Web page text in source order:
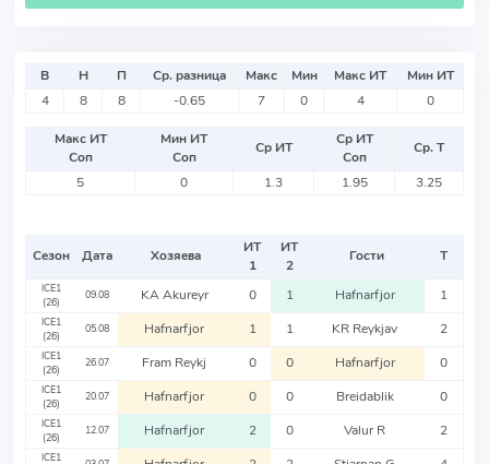
В Н П Ср. разница Макс Мин Макс ИТ
Мин ИТ
4
8 8 -0.65 7 0 4 0
Макс ИТ
Соп
Мин ИТ
Соп
Ср ИТ
Ср ИТ
Соп
Ср. Т
5
0 1.3 1.95 3.25
Сезон Дата Хозяева
ИТ
1
ИТ
2
Гости Т
ICE1
(26)
09.08 KA Akureyr 0 1 Hafnarfjor 1
ICE1
(26)
05.08 Hafnarfjor 1 1 KR Reykjav 2
ICE1
(26)
26.07 Fram Reykj 0 0 Hafnarfjor 0
ICE1
(26)
20.07 Hafnarfjor 0 0 Breidablik 0
ICE1
(26)
12.07 Hafnarfjor 2 0 Valur R 2
ICE1